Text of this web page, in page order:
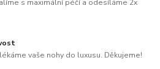
s maximální péčí a odesíláme 2x
vaše nohy do luxusu. Děkujeme!